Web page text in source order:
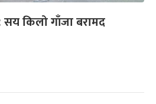
सय किलो गाँजा बरामद